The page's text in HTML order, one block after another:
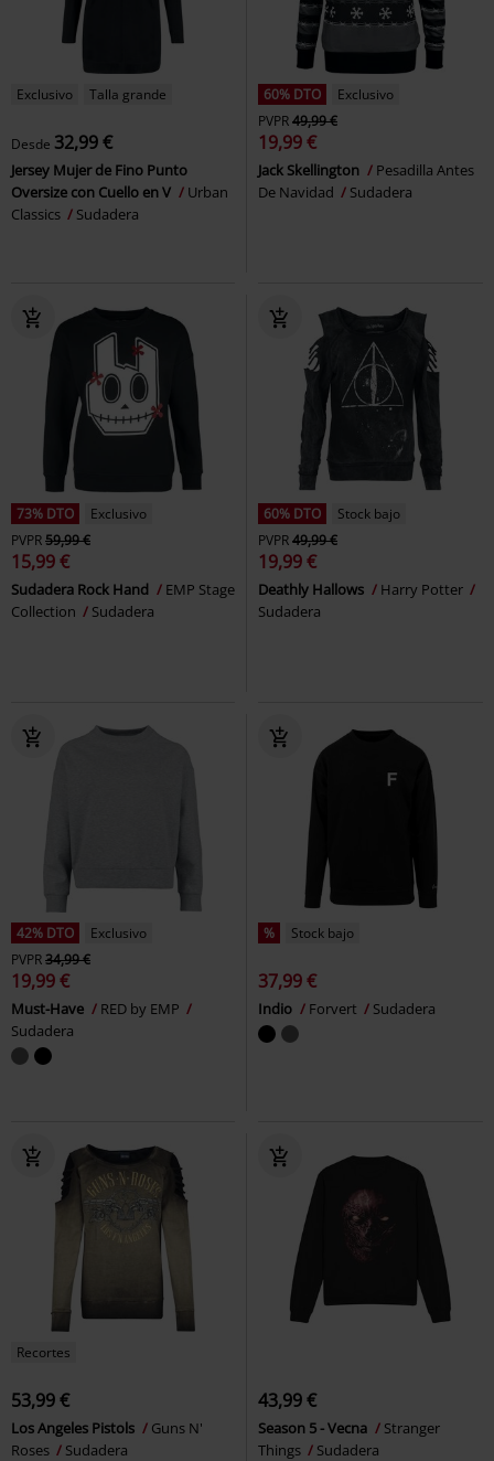
Exclusivo Talla grande
Desde 32,99 €
Jersey Mujer de Fino Punto
Oversize con Cuello en V
Urban
Classics
Sudadera
60% DTO
Exclusivo
PVPR49,99 €
19,99 €
Jack Skellington
Pesadilla Antes
De Navidad
Sudadera
73% DTO
Exclusivo
PVPR59,99 €
15,99 €
Sudadera Rock Hand
EMP Stage
Collection
Sudadera
60% DTO
Stock bajo
PVPR49,99 €
19,99 €
Deathly Hallows
Harry Potter
Sudadera
42% DTO
Exclusivo
PVPR34,99 €
19,99 €
Must-Have
RED by EMP
Sudadera
% Stock bajo
37,99 €
Indio Forvert Sudadera
Recortes
53,99 €
Los Angeles Pistols
Guns N'
Roses
Sudadera
43,99 €
Season 5 - Vecna
Stranger
Things
Sudadera